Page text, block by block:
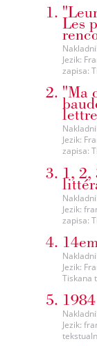
Les
Jezik:
zapisa:
"Ma
Jezik:
zapisa:
1, 2,
Jezik:
zapisa:
Jezik:
Tiskana
1984
Jezik: